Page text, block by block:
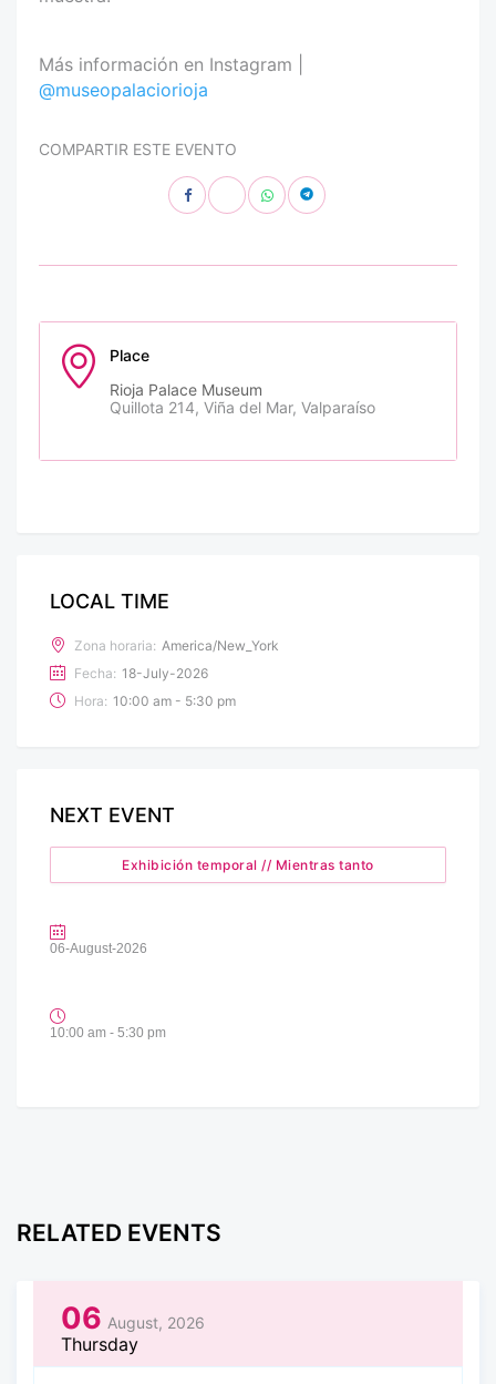
Más información en Instagram |
@museopalaciorioja
COMPARTIR ESTE EVENTO
Place
Rioja Palace Museum
Quillota 214, Viña del Mar, Valparaíso
LOCAL TIME
Zona horaria: America/New_York
Fecha: 18-July-2026
Hora: 10:00 am - 5:30 pm
NEXT EVENT
Exhibición temporal // Mientras tanto
06-August-2026
10:00 am - 5:30 pm
RELATED EVENTS
06 August, 2026
Thursday